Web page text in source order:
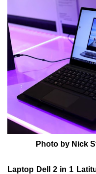
Photo by Nick
Laptop Dell 2 in 1